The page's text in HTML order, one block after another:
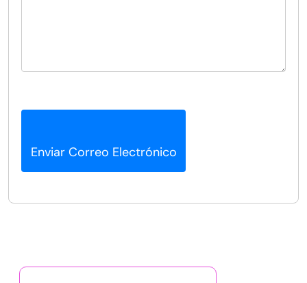
Enviar Correo Electrónico